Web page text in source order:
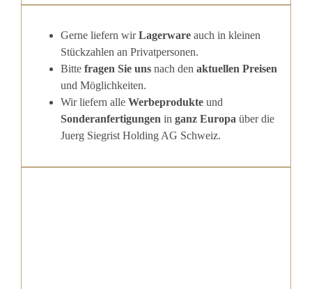
Gerne liefern wirLagerwareauch in kleinen
Stückzahlen an Privatpersonen.
Bitte fragen Sie unsnach den aktuellen Preisen
und Möglichkeiten.
Wir liefern alle Werbeprodukteund
Sonderanfertigungen in ganz Europa über die
Juerg Siegrist Holding AG Schweiz.